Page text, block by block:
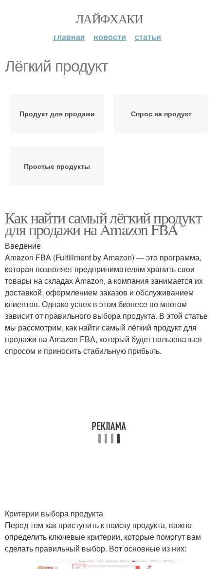
ЛАЙФХАКИ
главная новости статьи
Лёгкий продукт
Продукт для продажи Спрос на продукт
Простые продукты
Как найти самый лёгкий продукт
для продажи на Amazon FBA
Введение
Amazon FBA (Fulfillment by Amazon) — это программа,
которая позволяет предпринимателям хранить свои
товары на складах Amazon, а компания занимается их
доставкой, оформлением заказов и обслуживанием
клиентов. Однако успех в этом бизнесе во многом
зависит от правильного выбора продукта. В этой статье
мы рассмотрим, как найти самый лёгкий продукт для
продажи на Amazon FBA, который будет пользоваться
спросом и приносить стабильную прибыль.
Критерии выбора продукта
Перед тем как приступить к поиску продукта, важно
определить ключевые критерии, которые помогут вам
сделать правильный выбор. Вот основные из них: